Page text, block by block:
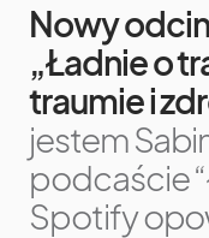
Nowy
„Ładnie o
traumie i
jestem
podcaście
Spotify